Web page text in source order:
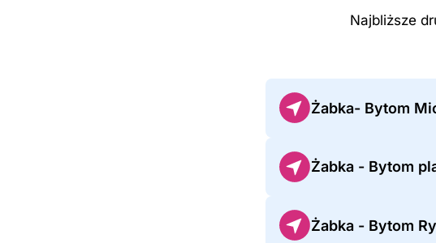
Najbliższe
Żabka- Bytom
Żabka - Bytom
Żabka - Bytom